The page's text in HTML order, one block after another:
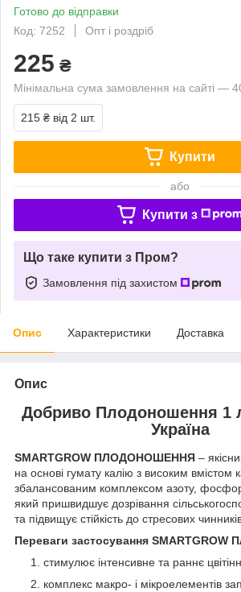
Готово до відправки
Код: 7252
Опт і роздріб
225 ₴
Мінімальна сума замовлення на сайті —
215 ₴ від 2 шт.
Купити
або
Купити з
Що таке купити з Пром?
Замовлення під захистом
Опис Характеристики Доставка
Опис
Добриво Плодоношення 1
Україна
SMARTGROW ПЛОДОНОШЕННЯ –
на основі гумату калію з високим вмістом
збалансованим комплексом азоту,
який пришвидшує дозрівання
та підвищує стійкість до стресових
Переваги застосування
стимулює інтенсивне та раннє
комплекс макро- і мікроелементів